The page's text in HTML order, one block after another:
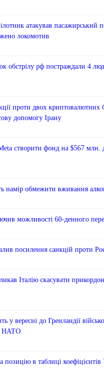
атакував пасажирський
локомотив
обстрілу рф постраждали 4
проти двох криптовалютних
допомогу Ірану
створити фонд на $567 млн.
намір обмежити вживання
можливості 60-денного
посилення санкцій проти
Італію скасувати
у вересні до Гренландії
НАТО
позицію в таблиці